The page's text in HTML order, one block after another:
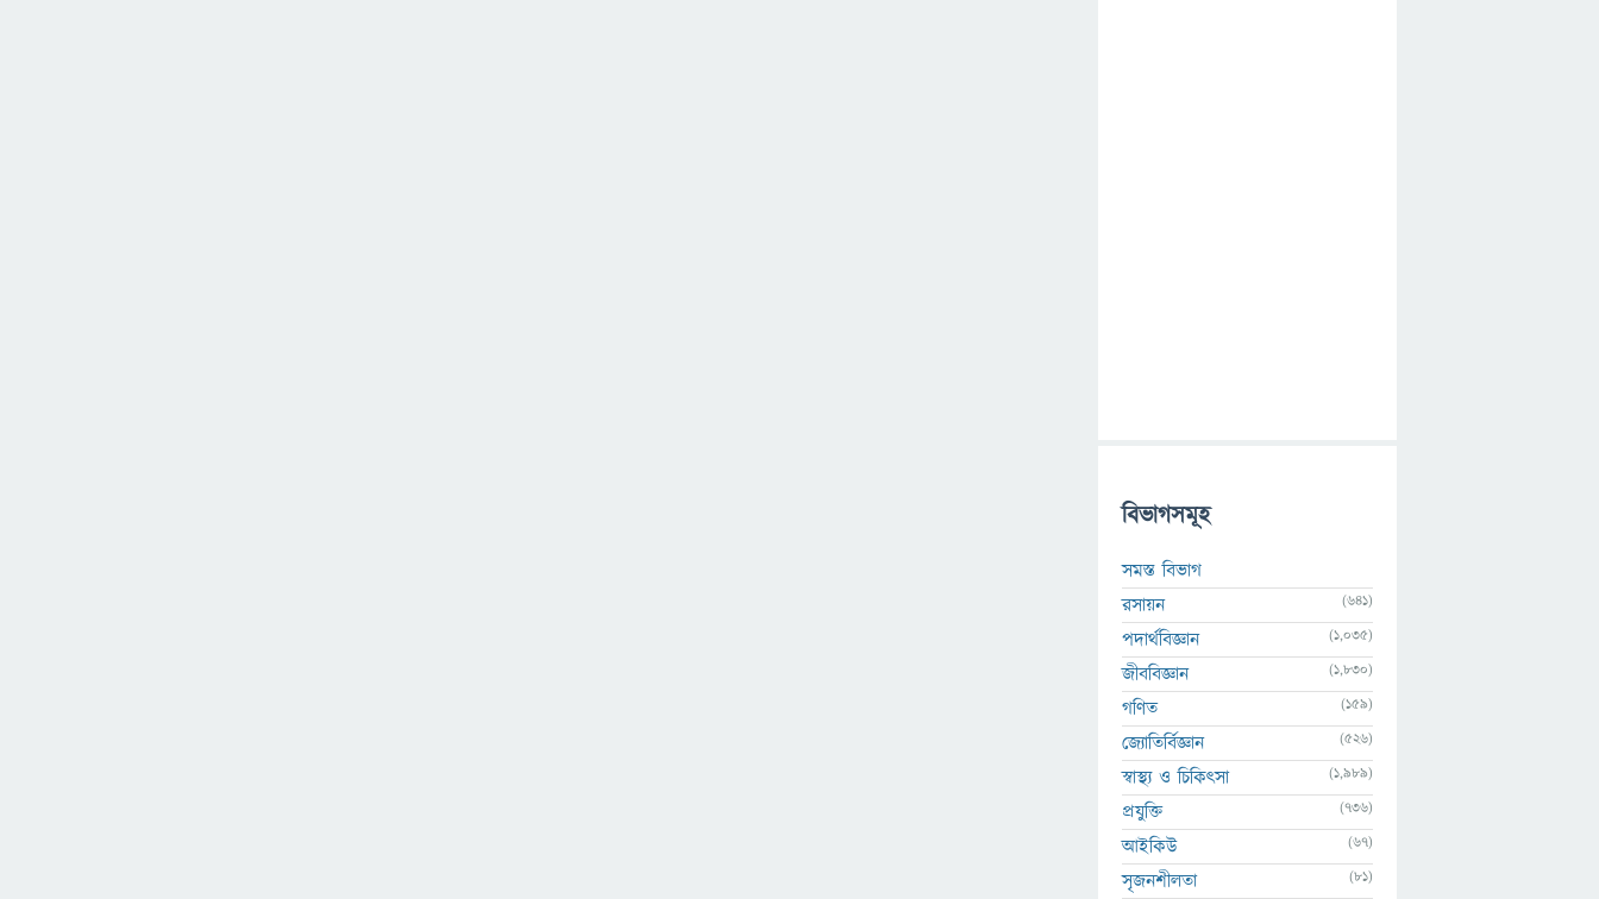
বিভাগসমূহ
সমস্ত বিভাগ
রসায়ন
(641)
পদার্থবিজ্ঞান (1,035)
জীববিজ্ঞান (1,830)
গণিত (159)
জ্যোতির্বিজ্ঞান (526)
স্বাস্থ্য ও চিকিৎসা (1,989)
প্রযুক্তি (736)
আইকিউ (67)
সৃজনশীলতা (81)